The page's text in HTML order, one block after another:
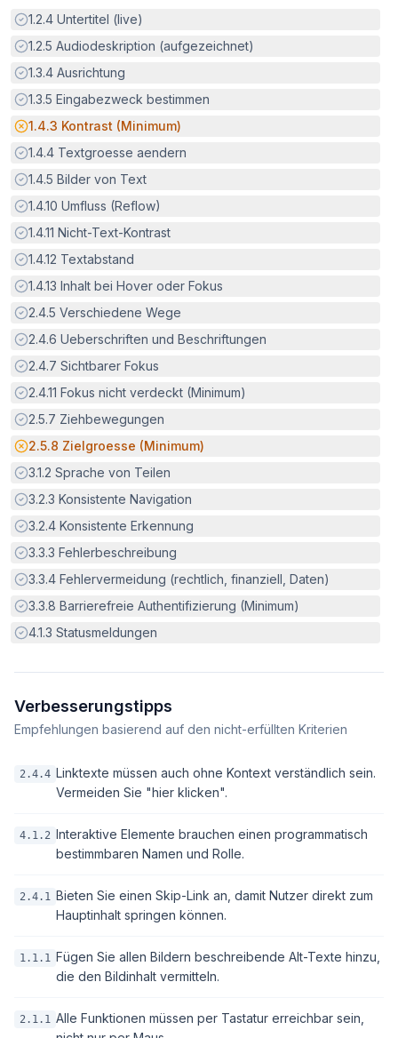
Erfüllt:
1.2.4 Untertitel (live)
Erfüllt:
1.2.5 Audiodeskription (aufgezeichnet)
Erfüllt:
1.3.4 Ausrichtung
Erfüllt:
1.3.5 Eingabezweck bestimmen
Potenzielle Barriere:
1.4.3 Kontrast (Minimum)
Erfüllt:
1.4.4 Textgroesse aendern
Erfüllt:
1.4.5 Bilder von Text
Erfüllt:
1.4.10 Umfluss (Reflow)
Erfüllt:
1.4.11 Nicht-Text-Kontrast
Erfüllt:
1.4.12 Textabstand
Erfüllt:
1.4.13 Inhalt bei Hover oder Fokus
Erfüllt:
2.4.5 Verschiedene Wege
Erfüllt:
2.4.6 Ueberschriften und Beschriftungen
Erfüllt:
2.4.7 Sichtbarer Fokus
Erfüllt:
2.4.11 Fokus nicht verdeckt (Minimum)
Erfüllt:
2.5.7 Ziehbewegungen
Potenzielle Barriere:
2.5.8 Zielgroesse (Minimum)
Erfüllt:
3.1.2 Sprache von Teilen
Erfüllt:
3.2.3 Konsistente Navigation
Erfüllt:
3.2.4 Konsistente Erkennung
Erfüllt:
3.3.3 Fehlerbeschreibung
Erfüllt:
3.3.4 Fehlervermeidung (rechtlich, finanziell, Daten)
Erfüllt:
3.3.8 Barrierefreie Authentifizierung (Minimum)
Erfüllt:
4.1.3 Statusmeldungen
Verbesserungstipps
Empfehlungen basierend auf den nicht-erfüllten Kriterien
2.4.4 Linktexte müssen auch ohne Kontext verständlich sein.
Vermeiden Sie "hier klicken".
4.1.2 Interaktive Elemente brauchen einen programmatisch
bestimmbaren Namen und Rolle.
2.4.1 Bieten Sie einen Skip-Link an, damit Nutzer direkt zum
Hauptinhalt springen können.
1.1.1 Fügen Sie allen Bildern beschreibende Alt-Texte hinzu,
die den Bildinhalt vermitteln.
2.1.1 Alle Funktionen müssen per Tastatur erreichbar sein,